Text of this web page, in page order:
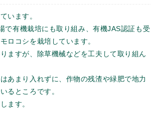
います。
で有機栽培にも取り組み、有機JAS認証も受
ロコシを栽培しています。
ますが、除草機械などを工夫して取り組ん
あまり入れずに、作物の残渣や緑肥で地力
るところです。
ます。